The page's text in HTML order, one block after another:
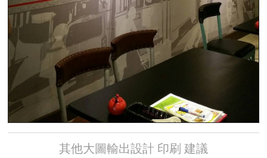
其他大圖輸出設計 印刷 建議